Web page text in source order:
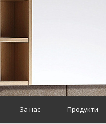
За нас Продукти